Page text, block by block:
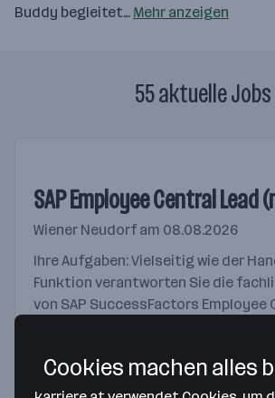
Buddy begleitet… Mehr anzeigen
55 aktuelle Jobs
SAP Employee Central Lead
Wiener Neudorfam 08.08.2026
Ihre Aufgaben: Vielseitig wie der
Funktion verantworten Sie die
von SAP SuccessFactors Employee
Cookies machen alles